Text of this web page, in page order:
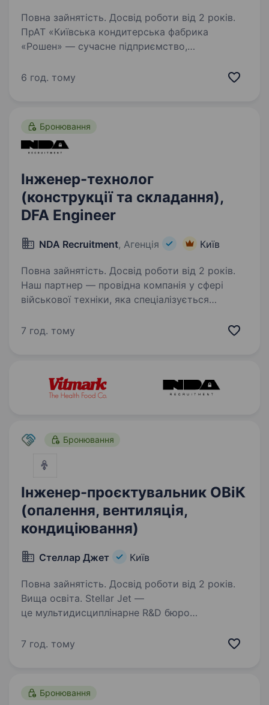
Повна зайнятість. Досвід роботи від 2 років.
ПрАТ «Київська кондитерська фабрика
«Рошен» — сучасне підприємство,
високоякісних кондитерських виробів.
6 год. тому
Бронювання
Інженер-технолог
(конструкції та складання),
DFA Engineer
NDA Recruitment, Агенція Київ
Повна зайнятість. Досвід роботи від 2 років.
Наш партнер — провідна компанія у сфері
військової техніки, яка спеціалізується
рішень для оборонної промисловості. Наша
7 год. тому
Бронювання
Інженер-проєктувальник ОВіК
(опалення, вентиляція,
кондиціювання)
Стеллар Джет Київ
Повна зайнятість. Досвід роботи від 2 років.
Вища освіта. Stellar Jet —
це мультидисциплінарне R&D бюро
створює технологічні рішення майбутнього.
7 год. тому
Бронювання